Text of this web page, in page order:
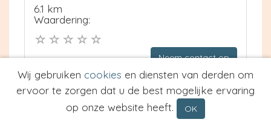
6.1 km
Waardering:
Neem contact op
Meer informatie
Prijs van Espresso
Prijs van Cappuccino
Wij gebruiken cookies en diensten van derden om
ervoor te zorgen dat u de best mogelijke ervaring
op onze website heeft.
OK